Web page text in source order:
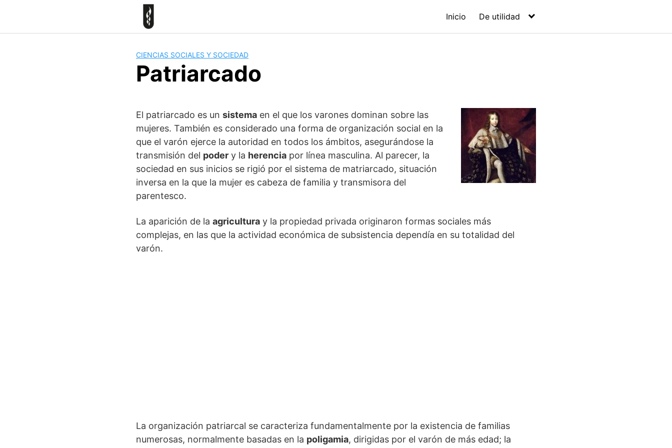
Inicio De utilidad
CIENCIAS SOCIALES Y SOCIEDAD
Patriarcado
El patriarcado es un sistema en el que los varones dominan sobre las
mujeres. También es considerado una forma de organización social en la
que el varón ejerce la autoridad en todos los ámbitos, asegurándose la
transmisión del poder y la herencia por línea masculina. Al parecer, la
sociedad en sus inicios se rigió por el sistema de matriarcado, situación
inversa en la que la mujer es cabeza de familia y transmisora del
parentesco.
La aparición de la agricultura y la propiedad privada originaron formas sociales más
complejas, en las que la actividad económica de subsistencia dependía en su totalidad del
varón.
La organización patriarcal se caracteriza fundamentalmente por la existencia de familias
numerosas, normalmente basadas en la poligamia, dirigidas por el varón de más edad; la